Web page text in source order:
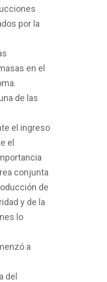
por la
en el
de las
el ingreso
el
conjunta
de
y de la
lo
a
del